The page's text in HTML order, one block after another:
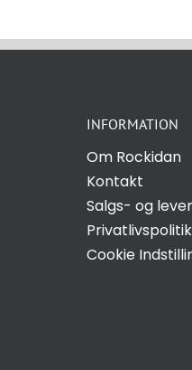
INFORMATION
Om Rockidan
Kontakt
Salgs- og
Privatlivspolitik
Cookie